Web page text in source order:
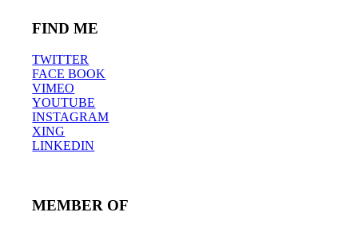
FIND ME
TWITTER
FACE BOOK
VIMEO
YOUTUBE
INSTAGRAM
XING
LINKEDIN
MEMBER OF